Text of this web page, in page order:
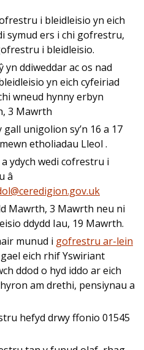
i bleidleisio yn eich
symud ers i chi gofrestru,
i bleidleisio.
yn ddiweddar ac os nad
yn eich cyfeiriad
wneud hynny erbyn
3 Mawrth
unigolion sy’n 16 a 17
etholiadau Lleol .
ydych wedi cofrestru i
â
Mawrth, 3 Mawrth neu ni
ddydd Iau, 19 Mawrth.
munud i gofrestru ar-lein
eich rhif Yswiriant
ddod o hyd iddo ar eich
am drethi, pensiynau a
hefyd drwy ffonio 01545